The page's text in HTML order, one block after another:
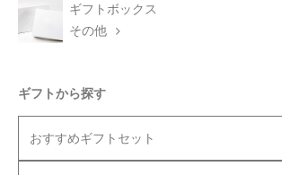
ギフトボックス
その他
ギフトから探す
おすすめギフトセット